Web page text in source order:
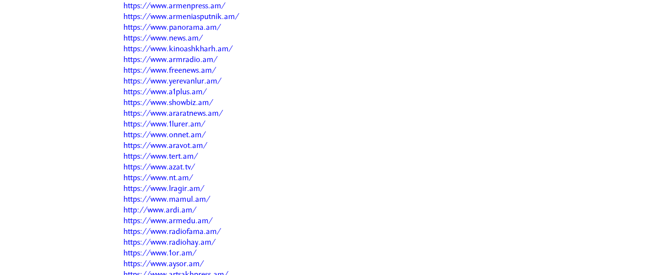
https://www.armenpress.am/
https://www.armeniasputnik.am/
https://www.panorama.am/
https://www.news.am/
https://www.kinoashkharh.am/
https://www.armradio.am/
https://www.freenews.am/
https://www.yerevanlur.am/
https://www.a1plus.am/
https://www.showbiz.am/
https://www.araratnews.am/
https://www.1lurer.am/
https://www.onnet.am/
https://www.aravot.am/
https://www.tert.am/
https://www.azat.tv/
https://www.nt.am/
https://www.lragir.am/
https://www.mamul.am/
http://www.ardi.am/
https://www.armedu.am/
https://www.radiofama.am/
https://www.radiohay.am/
https://www.1or.am/
https://www.aysor.am/